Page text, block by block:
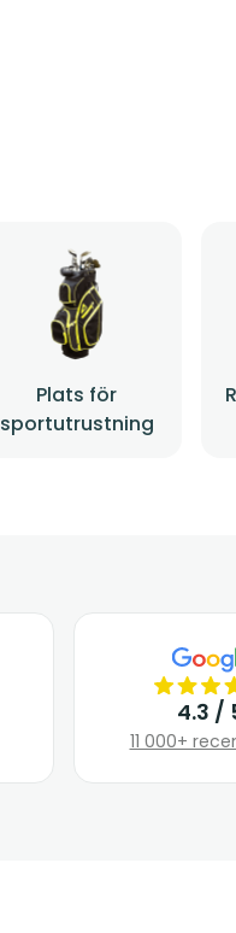
Plats för
sportutrustning
4.3 /
11 000+